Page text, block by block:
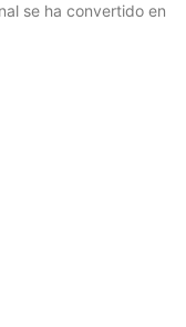
se ha convertido en